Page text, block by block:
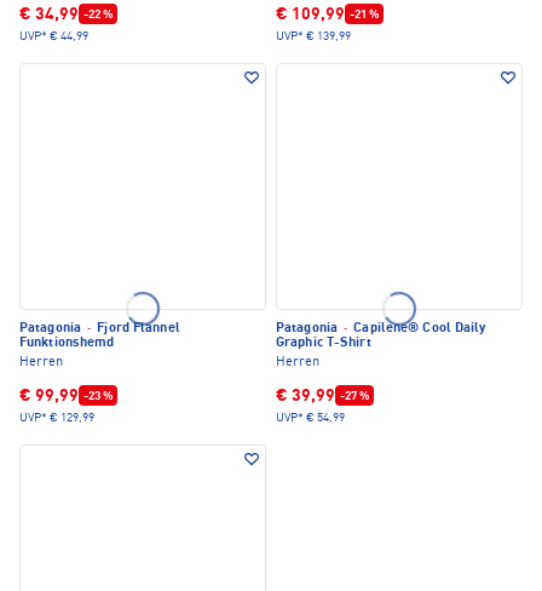
€ 34,99 -22 %
UVP* € 44,99
€ 109,99 -21 %
UVP* € 139,99
Patagonia · Fjord Flannel
Funktionshemd
Herren
€ 99,99 -23 %
UVP* € 129,99
Patagonia · Capilene® Cool Daily
Graphic T-Shirt
Herren
€ 39,99 -27 %
UVP* € 54,99